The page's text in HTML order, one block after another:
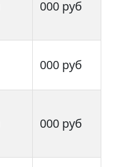
000 руб
000 руб
000 руб